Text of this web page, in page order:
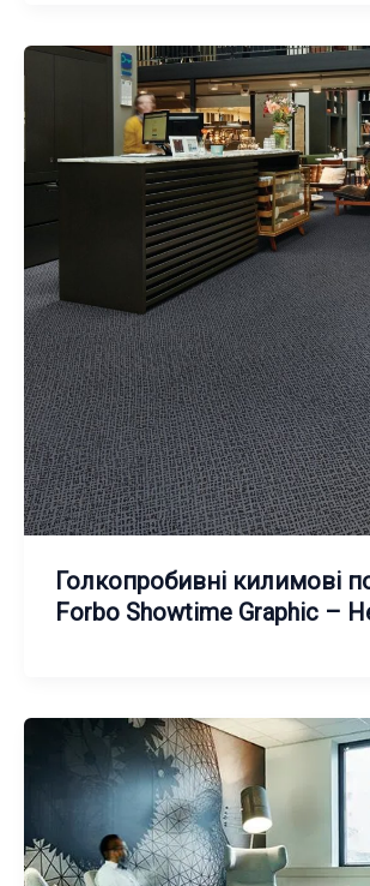
Голкопробивні килимові
Forbo Showtime Graphic –